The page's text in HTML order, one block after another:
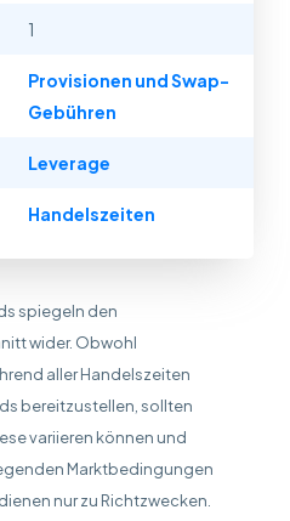
1
Provisionen und Swap-
Gebühren
Leverage
Handelszeiten
spiegeln den
wider. Obwohl
aller Handelszeiten
bereitzustellen, sollten
variieren können und
Marktbedingungen
nur zu Richtzwecken.